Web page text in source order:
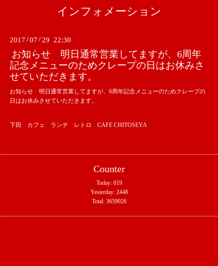
インフォメーション
2017 /07 / 29 22:30
お知らせ 明日通常営業してますが、6周年
記念メニューのためクレープの日はお休みさ
せていただきます。
お知らせ 明日通常営業してますが、6周年記念メニューのためクレープの
日はお休みさせていただきます。
下田 カフェ ランチ レトロ CAFE CHITOSEYA
Counter
Today: 619
Yesterday: 2448
Total: 3659026